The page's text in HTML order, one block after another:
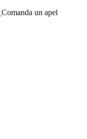
Comanda un apel